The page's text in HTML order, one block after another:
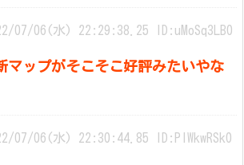
07/06(水) 22:29:38.25 ID:uMoSq3LB0
マップがそこそこ好評みたいやな
07/06(水) 22:30:44.85 ID:PIWkwRSk0